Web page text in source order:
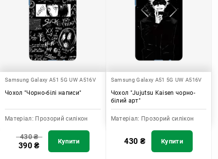
Samsung Galaxy A51 5G UW A516V
Чохол "Чорно-білі написи"
Матеріал: Прозорий силікон
430₴
390₴ Купити
Samsung Galaxy A51 5G UW A516V
Чохол "Jujutsu Kaisen чорно-
білий арт"
Матеріал: Прозорий силікон
430 ₴ Купити